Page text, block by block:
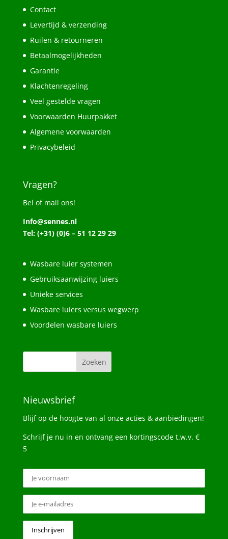
Contact
Levertijd & verzending
Ruilen & retourneren
Betaalmogelijkheden
Garantie
Klachtenregeling
Veel gestelde vragen
Voorwaarden Huurpakket
Algemene voorwaarden
Privacybeleid
Vragen?
Bel of mail ons!
Info@sennes.nl
Tel: (+31) (0)6 – 51 12 29 29
Wasbare luier systemen
Gebruiksaanwijzing luiers
Unieke services
Wasbare luiers versus wegwerp
Voordelen wasbare luiers
Nieuwsbrief
Blijf op de hoogte van al onze acties & aanbiedingen!
Schrijf je nu in en ontvang een kortingscode t.w.v. €
5